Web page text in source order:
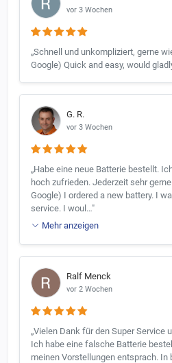
vor 3 Wochen
„Schnell und unkompliziert, gerne
Google) Quick and easy, would
G. R.
vor 3 Wochen
„Habe eine neue Batterie bestellt.
hoch zufrieden. Jederzeit sehr
Google) I ordered a new battery. I
service. I woul…"
Mehr anzeigen
Ralf Menck
vor 2 Wochen
„Vielen Dank für den Super Service
Ich habe eine falsche Batterie
meinen Vorstellungen entsprach. In